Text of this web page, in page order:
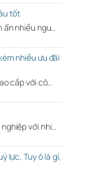
tốt
ẩn nhiều ngu…
nhiều ưu đãi
cấp với cô…
với nhi…
lực, Tuy ô là gì,